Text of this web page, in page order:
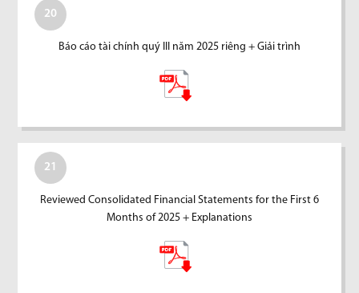
20
Báo cáo tài chính quý III năm 2025 riêng + Giải trình
21
Reviewed Consolidated Financial Statements for the First 6
Months of 2025 + Explanations